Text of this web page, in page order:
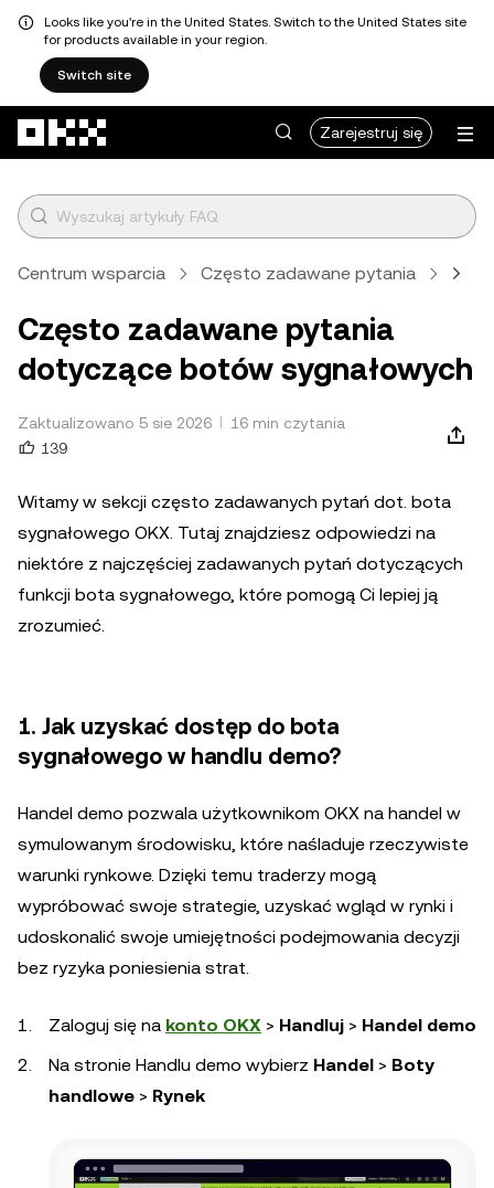
Looks like you're in the United States. Switch to the United States site
for products available in your region.
Switch site
Zarejestruj się
Centrum wsparcia Często zadawane pytania
Często zadawane pytania
dotyczące botów sygnałowych
Zaktualizowano 5 sie 2026
16 min czytania
139
Witamy w sekcji często zadawanych pytań dot. bota
sygnałowego OKX. Tutaj znajdziesz odpowiedzi na
niektóre z najczęściej zadawanych pytań dotyczących
funkcji bota sygnałowego, które pomogą Ci lepiej ją
zrozumieć.
1. Jak uzyskać dostęp do bota
sygnałowego w handlu demo?
Handel demo pozwala użytkownikom OKX na handel w
symulowanym środowisku, które naśladuje rzeczywiste
warunki rynkowe. Dzięki temu traderzy mogą
wypróbować swoje strategie, uzyskać wgląd w rynki i
udoskonalić swoje umiejętności podejmowania decyzji
bez ryzyka poniesienia strat.
Zaloguj się na konto OKX > Handluj > Handel demo
Na stronie Handlu demo wybierz Handel > Boty
handlowe > Rynek